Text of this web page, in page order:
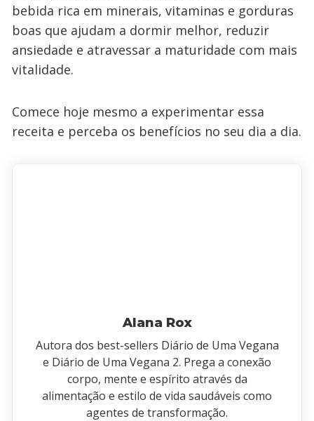
bebida rica em minerais, vitaminas e gorduras
boas que ajudam a dormir melhor, reduzir
ansiedade e atravessar a maturidade com mais
vitalidade.
Comece hoje mesmo a experimentar essa
receita e perceba os benefícios no seu dia a dia.
Alana Rox
Autora dos best-sellers Diário de Uma Vegana
e Diário de Uma Vegana 2. Prega a conexão
corpo, mente e espírito através da
alimentação e estilo de vida saudáveis como
agentes de transformação.